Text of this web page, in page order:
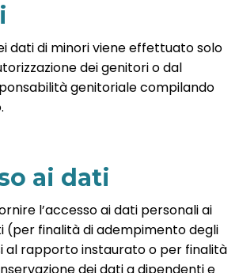
dati di minori viene effettuato solo
dei genitori o dal
genitoriale compilando
ai dati
l’accesso ai dati personali ai
(per finalità di adempimento degli
al rapporto instaurato o per finalità